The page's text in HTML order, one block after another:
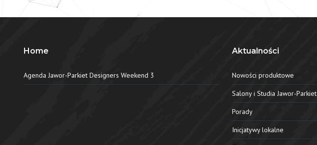
Home
Agenda Jawor-Parkiet Designers Weekend 3
Aktualności
Nowości produktowe
Salony i Studia Jawor-Parkiet
Porady
Inicjatywy lokalne